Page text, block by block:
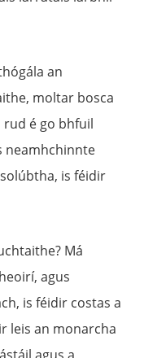
an
moltar bosca
rud é go bhfuil
neamhchinnte
is féidir
Má
agus
is féidir costas a
leis an monarcha
agus a